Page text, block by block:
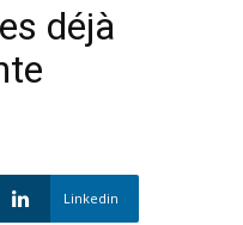
déjà
Linkedin